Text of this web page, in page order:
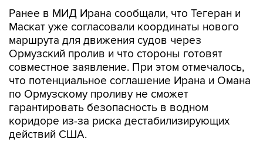
Ранее в МИД Ирана сообщали, что Тегеран и
Маскат уже согласовали координаты нового
маршрута для движения судов через
Ормузский пролив и что стороны готовят
совместное заявление. При этом отмечалось,
что потенциальное соглашение Ирана и Омана
по Ормузскому проливу не сможет
гарантировать безопасность в водном
коридоре из-за риска дестабилизирующих
действий США.